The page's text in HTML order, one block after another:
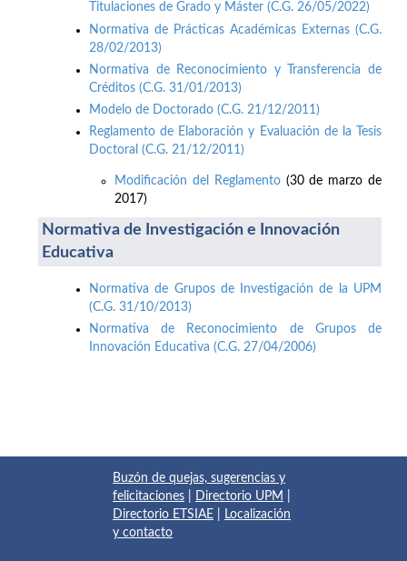
Titulaciones de Grado y Máster (C.G. 26/05/2022)
Normativa de Prácticas Académicas Externas (C.G.
28/02/2013)
Normativa de Reconocimiento y Transferencia de
Créditos (C.G. 31/01/2013)
Modelo de Doctorado (C.G. 21/12/2011)
Reglamento de Elaboración y Evaluación de la Tesis
Doctoral (C.G. 21/12/2011)
Modificación del Reglamento(30 de marzo de
2017)
Normativa de Investigación e Innovación
Educativa
Normativa de Grupos de Investigación de la UPM
(C.G. 31/10/2013)
Normativa de Reconocimiento de Grupos de
Innovación Educativa (C.G. 27/04/2006)
Buzón de quejas, sugerencias y
felicitaciones
Directorio UPM
Directorio ETSIAE
Localización
y contacto